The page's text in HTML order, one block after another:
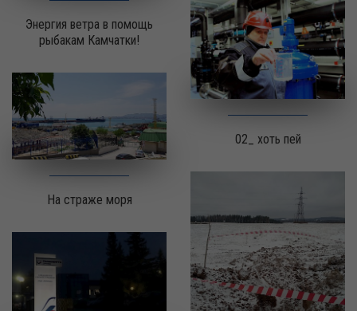
Энергия ветра в помощь
рыбакам Камчатки!
На страже моря
02_ хоть пей